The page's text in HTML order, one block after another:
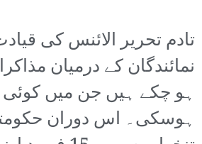
تادم تحریر الائنس کی
نمائندگان کے درمیان
ہو چکے ہیں جن میں
ہوسکی۔ اس دوران